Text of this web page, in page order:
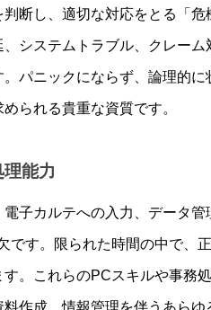
断し、適切な対応をとる「
システムトラブル、クレー
パニックにならず、論理的
られる貴重な資質です。
能力
電子カルテへの入力、データ
です。限られた時間の中で、
。これらのPCスキルや事務
作成、情報管理を伴うあら